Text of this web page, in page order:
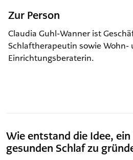
Zur Person
Claudia Guhl-Wanner ist
Schlaftherapeutin sowie Wohn-
Einrichtungsberaterin.
Wie entstand die Idee,
gesunden Schlaf zu